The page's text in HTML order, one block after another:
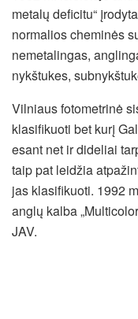
metalų deficitu“
normalios cheminės
nemetalingas,
nykštukes,
Vilniaus fotometrinė
klasifikuoti bet kurį
esant net ir dideliai
taip pat leidžia
jas klasifikuoti. 1992
anglų kalba
JAV.